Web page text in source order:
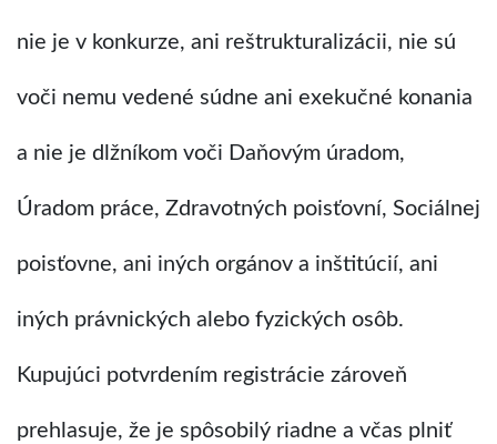
nie je v konkurze, ani reštrukturalizácii, nie sú
voči nemu vedené súdne ani exekučné konania
a nie je dlžníkom voči Daňovým úradom,
Úradom práce, Zdravotných poisťovní, Sociálnej
poisťovne, ani iných orgánov a inštitúcií, ani
iných právnických alebo fyzických osôb.
Kupujúci potvrdením registrácie zároveň
prehlasuje, že je spôsobilý riadne a včas plniť